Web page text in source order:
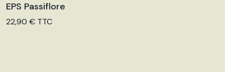
Voir le produit
EPS Passiflore
22,90 € TTC